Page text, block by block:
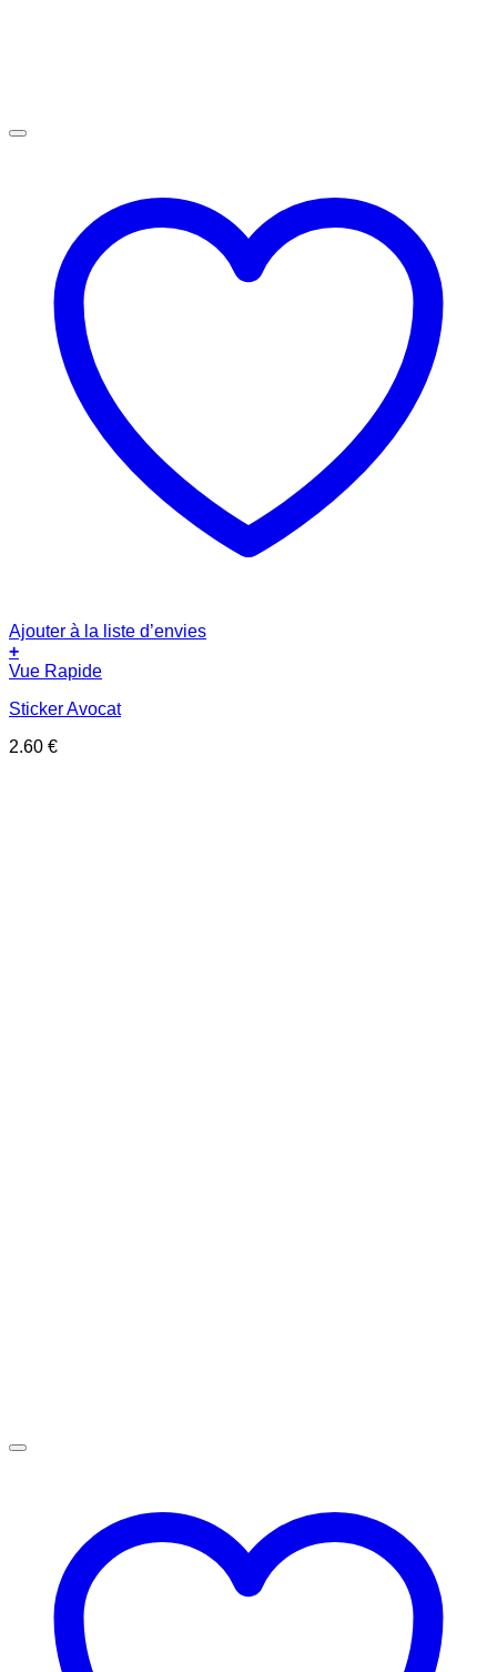
Ajouter à la liste d’envies
+
Vue Rapide
Sticker Avocat
2.60 €